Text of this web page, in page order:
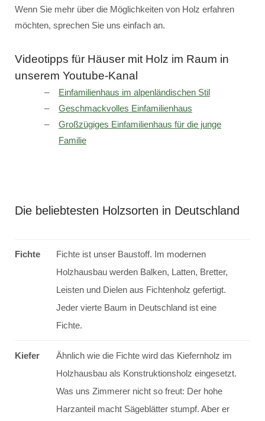
Wenn Sie mehr über die Möglichkeiten von Holz erfahren
möchten, sprechen Sie uns einfach an.
Videotipps für Häuser mit Holz im Raum in
unserem Youtube-Kanal
Einfamilienhaus im alpenländischen Stil
Geschmackvolles Einfamilienhaus
Großzügiges Einfamilienhaus für die junge
Familie
Die beliebtesten Holzsorten in Deutschland
Fichte
Fichte ist unser Baustoff. Im modernen
Holzhausbau werden Balken, Latten, Bretter,
Leisten und Dielen aus Fichtenholz gefertigt.
Jeder vierte Baum in Deutschland ist eine
Fichte.
Kiefer
Ähnlich wie die Fichte wird das Kiefernholz im
Holzhausbau als Konstruktionsholz eingesetzt.
Was uns Zimmerer nicht so freut: Der hohe
Harzanteil macht Sägeblätter stumpf. Aber er